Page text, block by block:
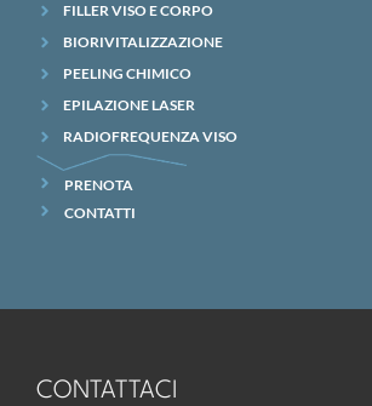
FILLER VISO E CORPO
BIORIVITALIZZAZIONE
PEELING CHIMICO
EPILAZIONE LASER
RADIOFREQUENZA VISO
PRENOTA
CONTATTI
CONTATTACI